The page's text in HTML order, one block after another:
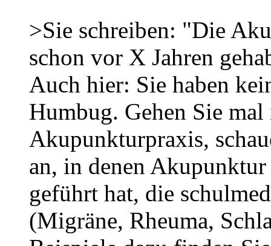
>Sie schreiben: "Die
schon vor X Jahren
Auch hier: Sie haben
Humbug. Gehen Sie
Akupunkturpraxis,
an, in denen
geführt hat, die
(Migräne, Rheuma,